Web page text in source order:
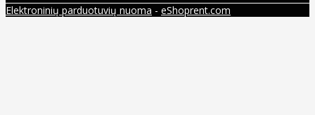
Elektroninių parduotuvių nuoma - eShoprent.com